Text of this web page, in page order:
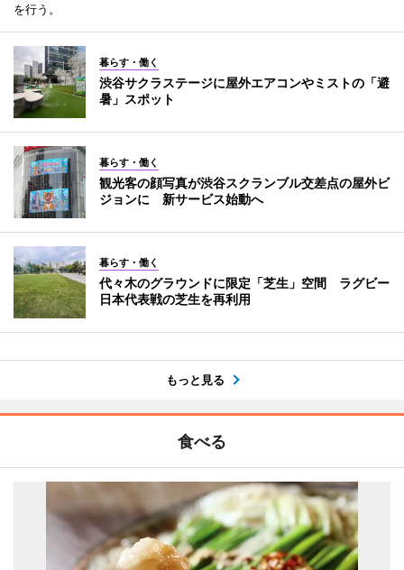
を行う。
暮らす・働く
渋谷サクラステージに屋外エアコンやミストの「避
暑」スポット
暮らす・働く
観光客の顔写真が渋谷スクランブル交差点の屋外ビ
ジョンに 新サービス始動へ
暮らす・働く
代々木のグラウンドに限定「芝生」空間 ラグビー
日本代表戦の芝生を再利用
もっと見る
食べる